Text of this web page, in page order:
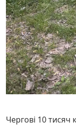
Чергові 10 тисяч